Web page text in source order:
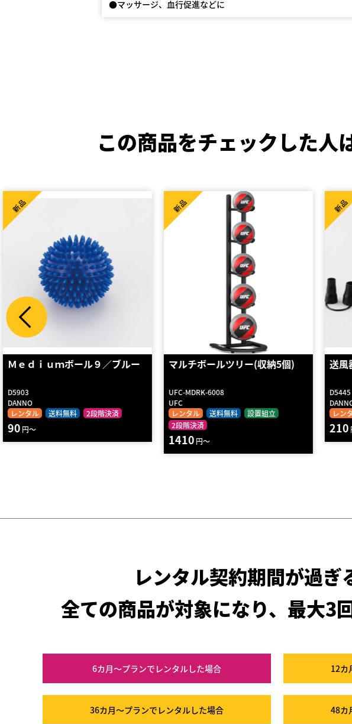
●マッサージ、血行促進などに
この商品をチェックした人
マルチボールツリー(収納5個)
UFC-MDRK-6008
UFC
レンタル
送料無料
設置組立
2段階決済
新品
1410円～
送風器
D5445
DANNO
レンタル
送料無料 2段階決済
新品
210円～
イエ
GYM
レン
中古品
100
レンタル契約期間が過ぎ
全ての商品が対象になり、最大3
6カ月～プランでレンタルした場合 12カ
36カ月～プランでレンタルした場合 48カ